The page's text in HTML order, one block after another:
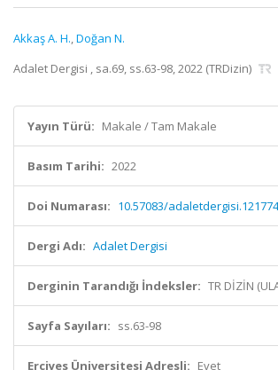
Akkaş A. H.,Doğan N.
Adalet Dergisi , sa.69, ss.63-98, 2022 (TRDizin)
Yayın Türü: Makale / Tam Makale
Basım Tarihi: 2022
Doi Numarası: 10.57083/
Dergi Adı: Adalet Dergisi
Derginin Tarandığı İndeksler: TR DİZİN
Sayfa Sayıları: ss.63-98
Erciyes Üniversitesi Adresli: Evet